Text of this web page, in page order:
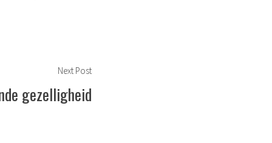
Next PostNext
gezelligheid